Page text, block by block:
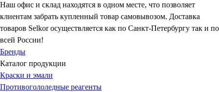
Наш офис и склад находятся в одном месте, что позволяет
клиентам забрать купленный товар самовывозом. Доставка
товаров Selkor осуществляется как по Санкт-Петербургу так и по
всей России!
Бренды
Каталог продукции
Краски и эмали
Противогололедные реагенты